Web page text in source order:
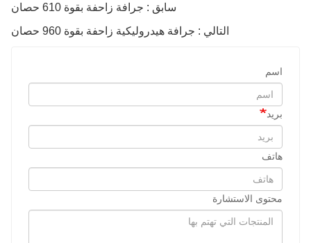
سابق : جرافة زاحفة بقوة 610 حصان
التالي : جرافة هيدروليكية زاحفة بقوة 960 حصان
اسم
بريد
هاتف
محتوى الاستشارة